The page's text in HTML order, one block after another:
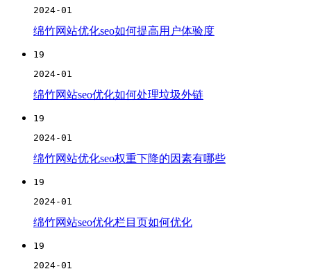
2024-01
绵竹网站优化seo如何提高用户体验度
19
2024-01
绵竹网站seo优化如何处理垃圾外链
19
2024-01
绵竹网站优化seo权重下降的因素有哪些
19
2024-01
绵竹网站seo优化栏目页如何优化
19
2024-01